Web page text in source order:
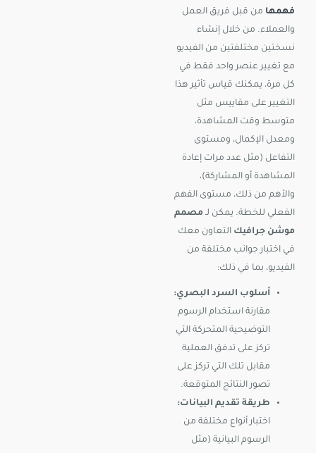
فهمها من قبل فريق العمل
والعملاء. من خلال إنشاء
نسختين مختلفتين من الفيديو
مع تغيير عنصر واحد فقط في
كل مرة، يمكنك قياس تأثير هذا
التغيير على مقاييس مثل
متوسط وقت المشاهدة،
ومعدل الإكمال، ومستوى
التفاعل (مثل عدد مرات إعادة
المشاهدة أو المشاركة)،
والأهم من ذلك، مستوى الفهم
الفعلي للخطة. يمكن لـ مصمم
موشن جرافيك التعاون معك
في اختبار جوانب مختلفة من
الفيديو، بما في ذلك:
أسلوب السرد البصري:
مقارنة استخدام الرسوم
التوضيحية المتحركة التي
تركز على تدفق العملية
مقابل تلك التي تركز على
تصور النتائج المتوقعة.
طريقة تقديم البيانات:
اختبار أنواع مختلفة من
الرسوم البيانية (مثل